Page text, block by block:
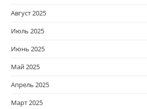
Август 2025
Июль 2025
Июнь 2025
Май 2025
Апрель 2025
Март 2025